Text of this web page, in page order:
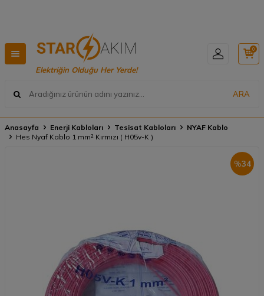
Elektriğin Olduğu Her Yerde!
ARA
0
Anasayfa Enerji Kabloları Tesisat Kabloları
NYAF Kablo
Hes Nyaf Kablo 1 mm² Kırmızı ( H05v-K )
%34